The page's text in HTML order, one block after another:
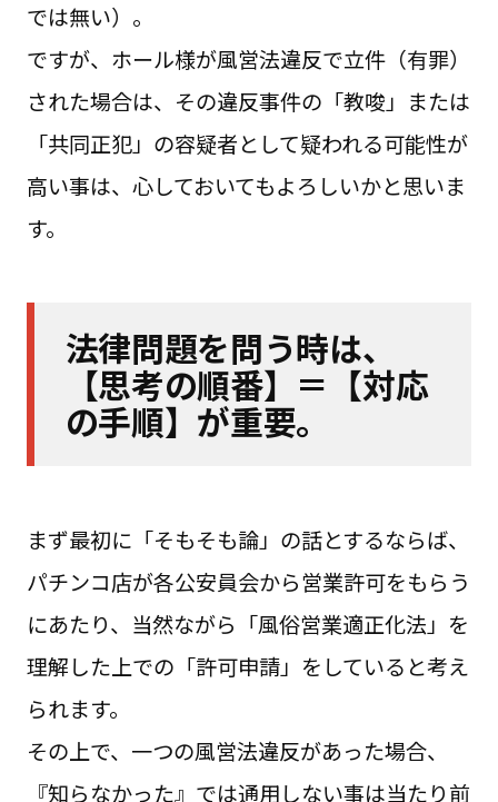
では無い）。
ですが、ホール様が風営法違反で立件（有罪）
された場合は、その違反事件の「教唆」または
「共同正犯」の容疑者として疑われる可能性が
高い事は、心しておいてもよろしいかと思いま
す。
法律問題を問う時は、
【思考の順番】＝【対応
の手順】が重要。
まず最初に「そもそも論」の話とするならば、
パチンコ店が各公安員会から営業許可をもらう
にあたり、当然ながら「風俗営業適正化法」を
理解した上での「許可申請」をしていると考え
られます。
その上で、一つの風営法違反があった場合、
『知らなかった』では通用しない事は当たり前